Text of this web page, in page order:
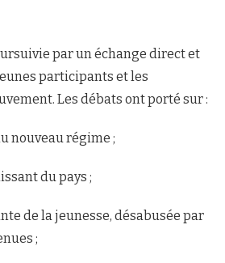
par un échange direct et
participants et les
Les débats ont porté sur :
nouveau régime ;
du pays ;
de la jeunesse, désabusée par
;